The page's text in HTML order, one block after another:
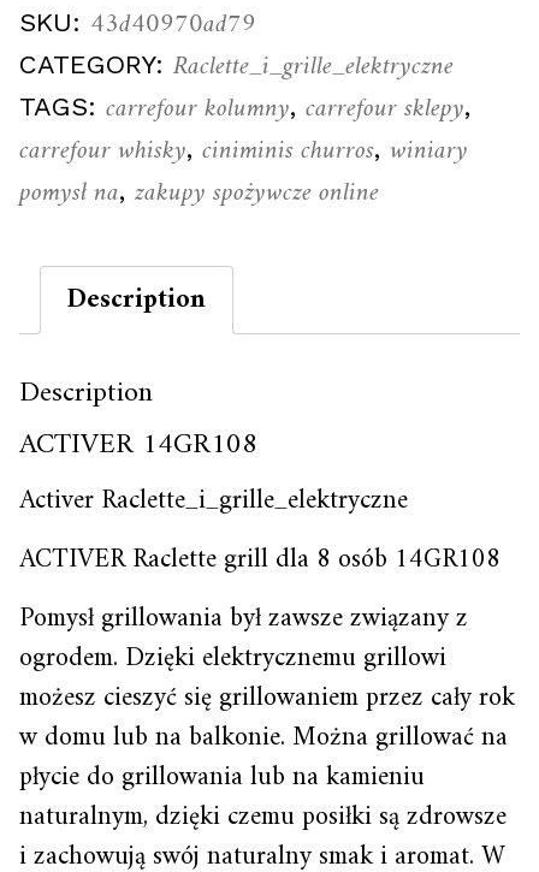
SKU: 43d40970ad79
CATEGORY: Raclette_i_grille_elektryczne
TAGS: carrefour kolumny, carrefour sklepy,
carrefour whisky, ciniminis churros, winiary
pomysł na, zakupy spożywcze online
Description
Description
ACTIVER 14GR108
Activer Raclette_i_grille_elektryczne
ACTIVER Raclette grill dla 8 osób 14GR108
Pomysł grillowania był zawsze związany z
ogrodem. Dzięki elektrycznemu grillowi
możesz cieszyć się grillowaniem przez cały rok
w domu lub na balkonie. Można grillować na
płycie do grillowania lub na kamieniu
naturalnym, dzięki czemu posiłki są zdrowsze
i zachowują swój naturalny smak i aromat. W